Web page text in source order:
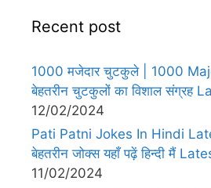
Recent post
1000 मजेदार चुटकुले | 1000
बेहतरीन चुटकुलों का विशाल संग्रह
12/02/2024
Pati Patni Jokes In Hindi
बेहतरीन जोक्स यहाँ पढ़ें हिन्दी मैं
11/02/2024